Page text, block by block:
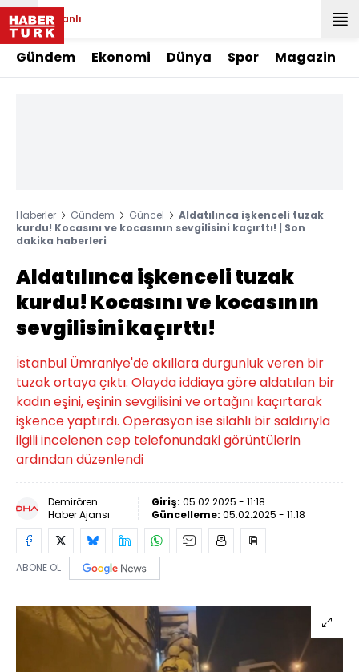
Canlı
Gündem Ekonomi Dünya Spor Magazin
Haberler Gündem Güncel
Aldatılınca işkenceli tuzak
kurdu! Kocasını ve kocasının sevgilisini kaçırttı! | Son
dakika haberleri
Aldatılınca işkenceli tuzak
kurdu! Kocasını ve kocasının
sevgilisini kaçırttı!
İstanbul Ümraniye'de akıllara durgunluk veren bir
tuzak ortaya çıktı. Olayda iddiaya göre aldatılan bir
kadın eşini, eşinin sevgilisini ve ortağını kaçırtarak
işkence yaptırdı. Operasyon ise silahlı bir saldırıyla
ilgili incelenen cep telefonundaki görüntülerin
ardından düzenlendi
Demirören
Haber Ajansı
Giriş: 05.02.2025 - 11:18
Güncelleme: 05.02.2025 - 11:18
ABONE OL